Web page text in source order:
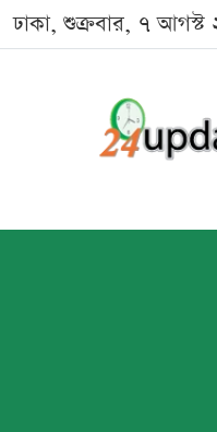
ঢাকা, শুক্রবার, ৭